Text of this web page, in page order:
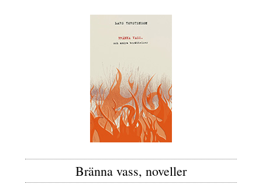
Bränna vass, noveller